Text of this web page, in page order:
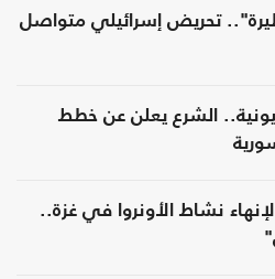
تحريض إسرائيلي متواصل
الشرع يعلن عن خطط
نشاط الأونروا في غزة..